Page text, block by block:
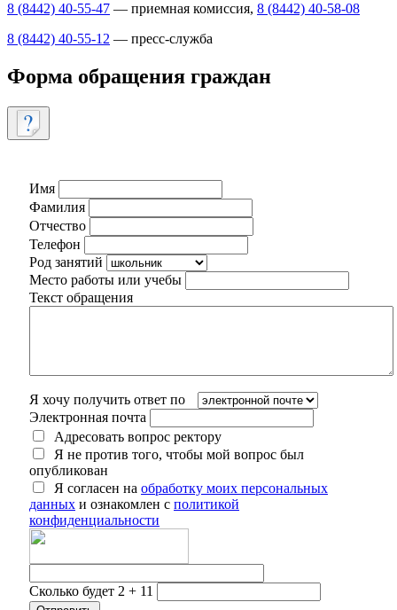
8 (8442) 40-55-47 — приемная комиссия, 8 (8442) 40-58-08
8 (8442) 40-55-12 — пресс-служба
Форма обращения граждан
Имя
Фамилия
Отчество
Телефон
Род занятий
Место работы или учебы
Текст обращения
Я хочу получить ответ по
Электронная почта
Адресовать вопрос ректору
Я не против того, чтобы мой вопрос был
опубликован
Я согласен на обработку моих персональных
данных и ознакомлен с политикой
конфиденциальности
Сколько будет 2 + 11